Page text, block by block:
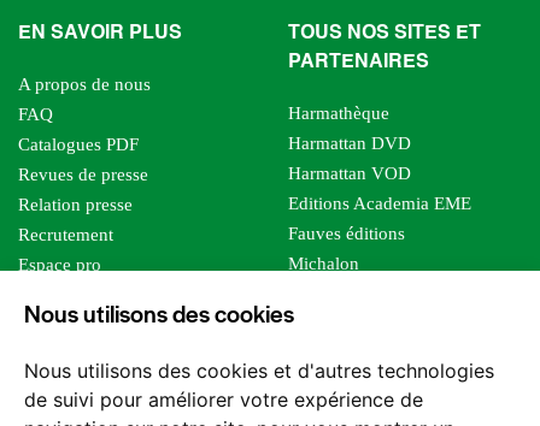
Nous utilisons des cookies
Nous utilisons des cookies et d'autres technologies
de suivi pour améliorer votre expérience de
EN SAVOIR PLUS
A propos de nous
FAQ
Catalogues PDF
Revues de presse
Relation presse
Recrutement
Espace pro
Foreign rights
TOUS NOS SITES ET
PARTENAIRES
Harmathèque
Harmattan DVD
Harmattan VOD
Editions Academia EME
Fauves éditions
Michalon
Editions Sutton
Les impliqués
Tous les éditeurs